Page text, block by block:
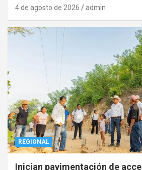
4 de agosto de 2026 admin
REGIONAL
Inician pavimentación de